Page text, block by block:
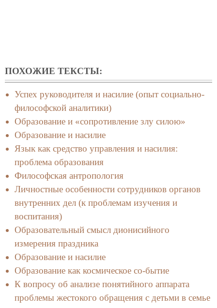
ПОХОЖИЕ ТЕКСТЫ:
Успех руководителя и насилие (опыт социально-
философской аналитики)
Образование и «сопротивление злу силою»
Образование и насилие
Язык как средство управления и насилия:
проблема образования
Философская антропология
Личностные особенности сотрудников органов
внутренних дел (к проблемам изучения и
воспитания)
Образовательный смысл дионисийного
измерения праздника
Образование и насилие
Образование как космическое со-бытие
К вопросу об анализе понятийного аппарата
проблемы жестокого обращения с детьми в семье